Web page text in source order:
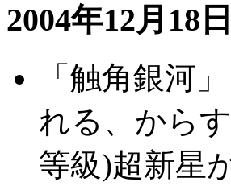
2004年12月18日
「触角銀河
れる、から
等級)超新星